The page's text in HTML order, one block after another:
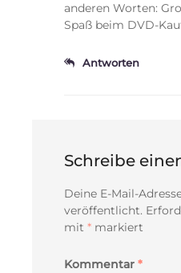
anderen Worten:
Spaß beim DVD-
Antworten
Schreibe
Deine E-Mail-
veröffentlicht.
mit * markiert
Kommentar *